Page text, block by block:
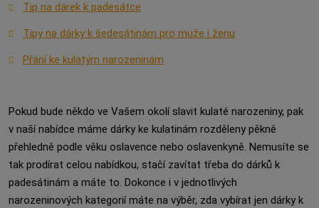
Tip na dárek k padesátce
Tipy na dárky k šedesátinám pro muže i ženu
Přání ke kulatým narozeninám
Pokud bude někdo ve Vašem okolí slavit kulaté narozeniny, pak
v naší nabídce máme dárky ke kulatinám rozděleny pěkně
přehledně podle věku oslavence nebo oslavenkyně. Nemusíte se
tak prodírat celou nabídkou, stačí zavítat třeba do dárků k
padesátinám a máte to. Dokonce i v jednotlivých
narozeninových kategorií máte na výběr, zda vybírat jen dárky k